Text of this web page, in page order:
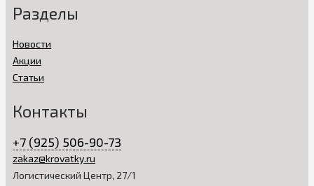
Разделы
Новости
Акции
Статьи
Контакты
+7 (925) 506-90-73
zakaz@krovatky.ru
Логистический Центр, 27/1